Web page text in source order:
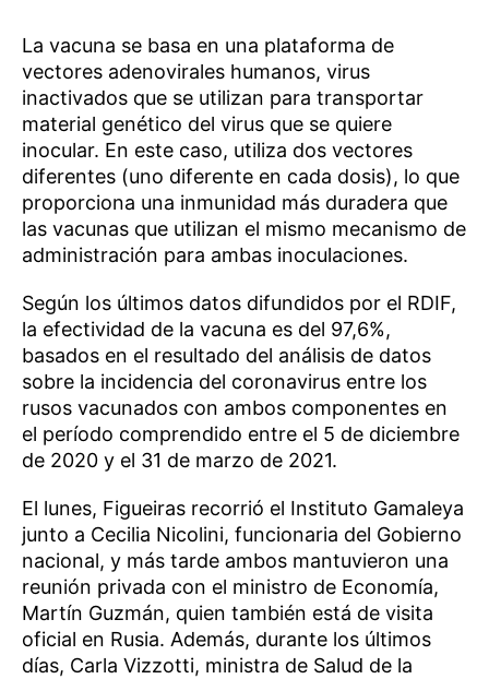
La vacuna se basa en una plataforma de
vectores adenovirales humanos, virus
inactivados que se utilizan para transportar
material genético del virus que se quiere
inocular. En este caso, utiliza dos vectores
diferentes (uno diferente en cada dosis), lo que
proporciona una inmunidad más duradera que
las vacunas que utilizan el mismo mecanismo de
administración para ambas inoculaciones.
Según los últimos datos difundidos por el RDIF,
la efectividad de la vacuna es del 97,6%,
basados en el resultado del análisis de datos
sobre la incidencia del coronavirus entre los
rusos vacunados con ambos componentes en
el período comprendido entre el 5 de diciembre
de 2020 y el 31 de marzo de 2021.
El lunes, Figueiras recorrió el Instituto Gamaleya
junto a Cecilia Nicolini, funcionaria del Gobierno
nacional, y más tarde ambos mantuvieron una
reunión privada con el ministro de Economía,
Martín Guzmán, quien también está de visita
oficial en Rusia. Además, durante los últimos
días, Carla Vizzotti, ministra de Salud de la